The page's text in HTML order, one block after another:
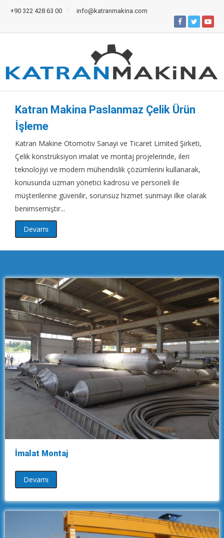
+90 322 428 63 00 info@katranmakina.com
Katran Makina Paslanmaz Çelik Ürün
İşleme
Katran Makine Otomotiv Sanayi ve Ticaret Limited Şirketi,
Çelik konstrüksiyon imalat ve montaj projelerinde, ileri
teknolojiyi ve modern mühendislik çözümlerini kullanarak,
konusunda uzman yönetici kadrosu ve personeli ile
müşterilerine güvenilir, sorunsuz hizmet sunmayı ilke olarak
benimsemiştir...
Devamı
İmalat Montaj
Devamı